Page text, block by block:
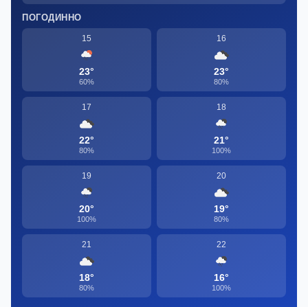
ПОГОДИННО
15
23°
60%
16
23°
80%
17
22°
80%
18
21°
100%
19
20°
100%
20
19°
80%
21
18°
80%
22
16°
100%